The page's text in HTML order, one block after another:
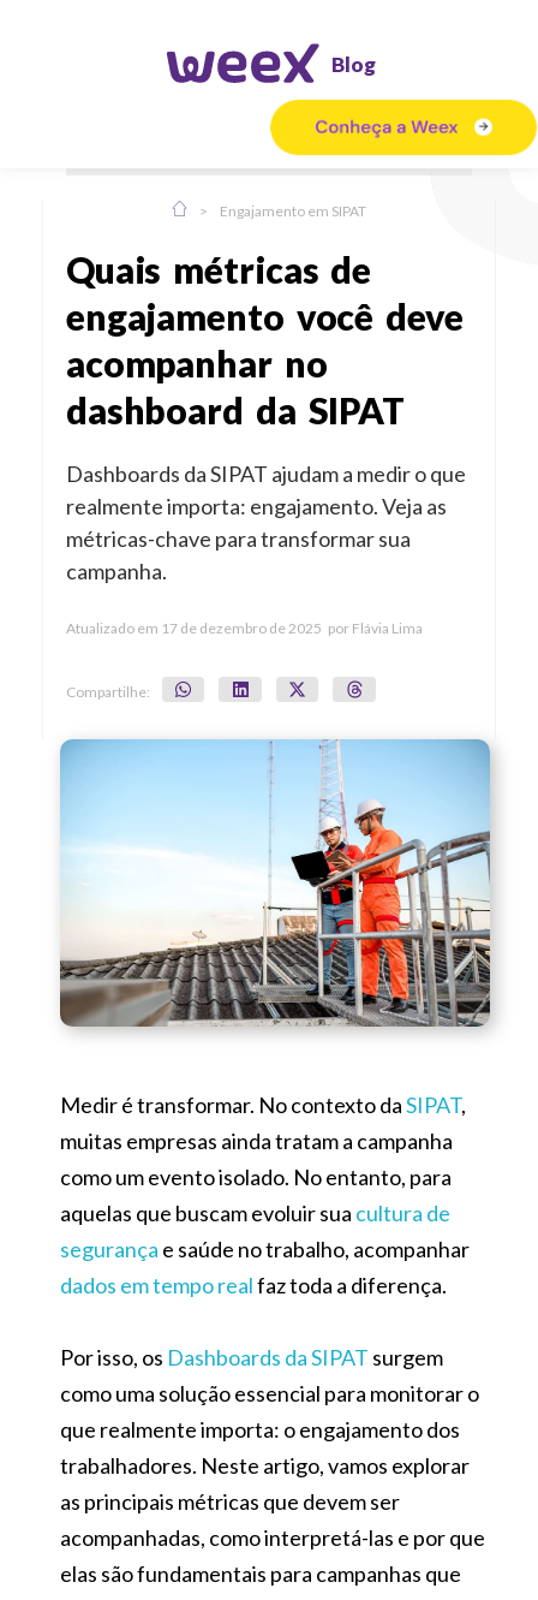
Blog
> Engajamento em SIPAT
Quais métricas de
engajamento você deve
acompanhar no
dashboard da SIPAT
Dashboards da SIPAT ajudam a medir o que
realmente importa: engajamento. Veja as
métricas-chave para transformar sua
campanha.
Atualizado em 17 de dezembro de 2025 por Flávia Lima
Compartilhe:
Medir é transformar. No contexto daSIPAT,
muitas empresas ainda tratam a campanha
como um evento isolado. No entanto, para
aquelas que buscam evoluir sua cultura de
segurança e saúde no trabalho, acompanhar
dados em tempo realfaz toda a diferença.
Por isso, os Dashboards da SIPAT surgem
como uma solução essencial para monitorar o
que realmente importa: o engajamento dos
trabalhadores. Neste artigo, vamos explorar
as principais métricas que devem ser
acompanhadas, como interpretá-las e por que
elas são fundamentais para campanhas que